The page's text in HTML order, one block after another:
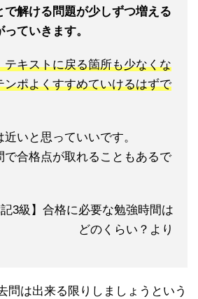
で解ける問題が少しずつ増える
ていきます。
テキストに戻る箇所も少なくな
ンポよくすすめていけるはずで
いと思っていいです。
で合格点が取れることもあるで
3級】合格に必要な勉強時間は
どのくらい？より
問は出来る限りしましょうという